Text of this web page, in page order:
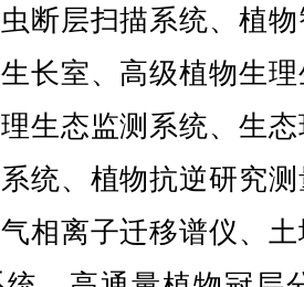
断层扫描系统、植
长室、高级植物生
生态监测系统、生
统、植物抗逆研究
相离子迁移谱仪、